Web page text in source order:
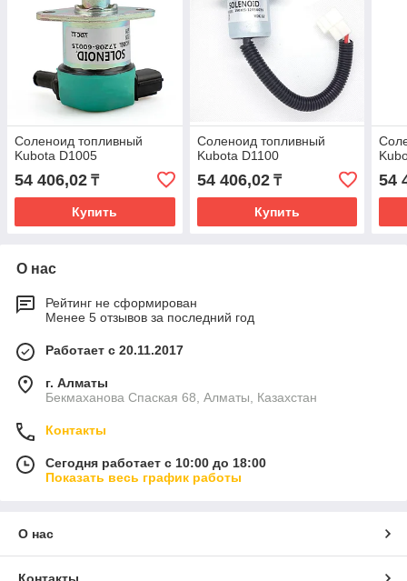
Соленоид топливный
Kubota D1005
54 406,02 ₸
Купить
Соленоид топливный
Kubota D1100
54 406,02₸
Купить
54
О нас
Рейтинг не сформирован
Менее 5 отзывов за последний год
Работает с 20.11.2017
г. Алматы
Бекмаханова Спаская 68, Алматы, Казахстан
Контакты
Сегодня работает с 10:00 до 18:00
Показать весь график работы
О нас